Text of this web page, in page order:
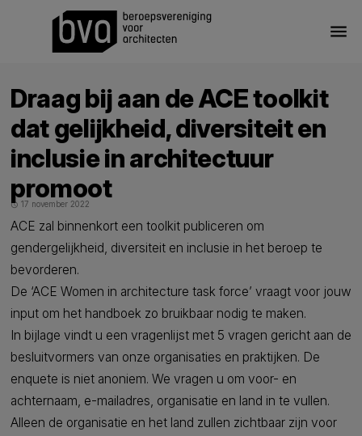
menu
Draag bij aan de ACE toolkit
dat gelijkheid, diversiteit en
inclusie in architectuur
promoot
schedule 17 november 2022
ACE zal binnenkort een toolkit publiceren om
gendergelijkheid, diversiteit en inclusie in het beroep te
bevorderen.
De ‘ACE Women in architecture task force’ vraagt voor jouw
input om het handboek zo bruikbaar nodig te maken.
In bijlage vindt u een vragenlijst met 5 vragen gericht aan de
besluitvormers van onze organisaties en praktijken. De
enquete is niet anoniem. We vragen u om voor- en
achternaam, e-mailadres, organisatie en land in te vullen.
Alleen de organisatie en het land zullen zichtbaar zijn voor